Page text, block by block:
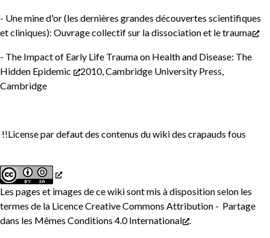
- Une mine d'or (les dernières grandes découvertes scientifiques
et cliniques): Ouvrage collectif sur la dissociation et le trauma
- The Impact of Early Life Trauma on Health and Disease: The
Hidden Epidemic
2010, Cambridge University Press,
Cambridge
!!License par defaut des contenus du wiki des crapauds fous
Les pages et images de ce wiki sont mis à disposition selon les
termes de la Licence Creative Commons Attribution - Partage
dans les Mêmes Conditions 4.0 International
.